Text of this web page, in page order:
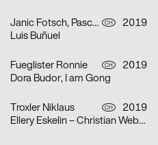
Janic Fotsch, Pascal Sennhauser CH
2019
Luis Buñuel
Fueglister Ronnie CH
2019
Dora Budor, I am Gong
Troxler Niklaus CH
2019
Ellery Eskelin – Christian Weber – Michael Griener